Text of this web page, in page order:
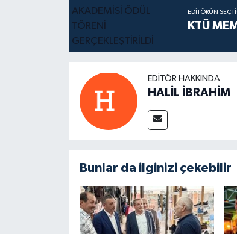
EDITÖRÜN
KTÜ
EDITÖR HAKKINDA
HALİL İBRAHİM
Bunlar da ilginizi çekebilir